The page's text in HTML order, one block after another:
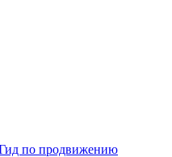
по продвижению